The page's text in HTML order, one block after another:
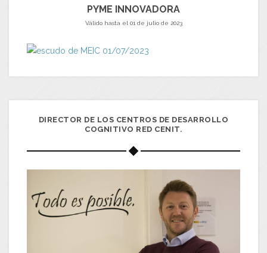
PYME INNOVADORA
Válido hasta el 01 de julio de 2023
DIRECTOR DE LOS CENTROS DE DESARROLLO
COGNITIVO RED CENIT.